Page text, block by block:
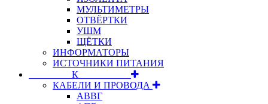
МУЛЬТИМЕТРЫ
ОТВЁРТКИ
УШМ
ЩЁТКИ
ИНФОРМАТОРЫ
ИСТОЧНИКИ ПИТАНИЯ
⠀⠀⠀⠀⠀⠀К⠀⠀⠀⠀⠀⠀⠀
КАБЕЛИ И ПРОВОДА
АВВГ